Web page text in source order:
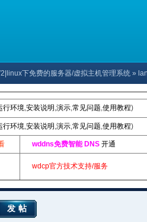
下免费的服务器/虚拟主机管理系统 »
行环境,安装说明 ,演示,常见问题,使用教程)
行环境,安装说明 ,演示,常见问题,使用教程)
wddns免费智能 DNS 开通
wdcp官方技术支持/服务
发帖